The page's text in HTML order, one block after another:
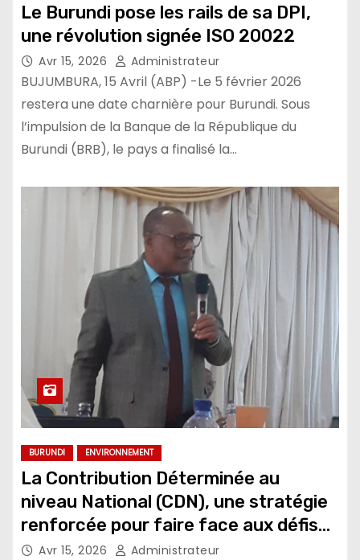
Le Burundi pose les rails de sa DPI,
une révolution signée ISO 20022
Avr 15, 2026 Administrateur
BUJUMBURA, 15 Avril (ABP) -Le 5 février 2026
restera une date charnière pour Burundi. Sous
l’impulsion de la Banque de la République du
Burundi (BRB), le pays a finalisé la…
BURUNDI ENVIRONNEMENT
La Contribution Déterminée au
niveau National (CDN), une stratégie
renforcée pour faire face aux défis
climatiques
Avr 15, 2026 Administrateur